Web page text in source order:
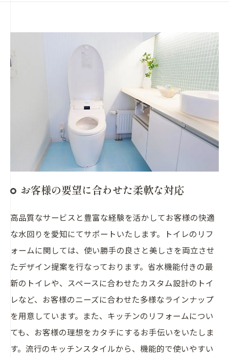
お客様の要望に合わせた柔軟な対応
高品質なサービスと豊富な経験を活かしてお客様の快適
な水回りを愛知にてサポートいたします。トイレのリフ
ォームに関しては、使い勝手の良さと美しさを両立させ
たデザイン提案を行なっております。省水機能付きの最
新のトイレや、スペースに合わせたカスタム設計のトイ
レなど、お客様のニーズに合わせた多様なラインナップ
を用意しています。また、キッチンのリフォームについ
ても、お客様の理想をカタチにするお手伝いをいたしま
す。流行のキッチンスタイルから、機能的で使いやすい